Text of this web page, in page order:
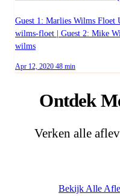
Guest 1: Marlies Wilms Floet
wilms-floet | Guest 2: Mike
wilms
Published on
Apr 12, 2020 Duration:
48 min
Ontdek
Verken alle
Bekijk Alle